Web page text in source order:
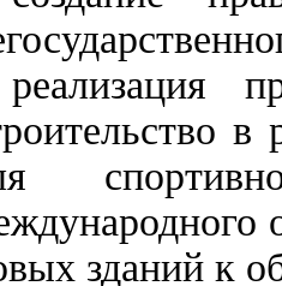
реализация
зданий к